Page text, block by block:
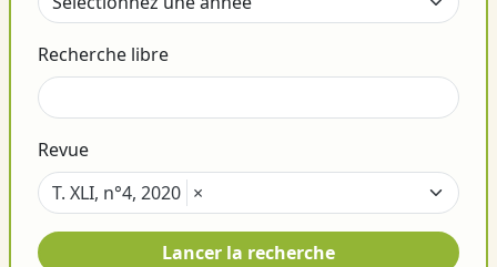
Recherche libre
Revue
T. XLI, n°4, 2020 ×
Lancer la recherche